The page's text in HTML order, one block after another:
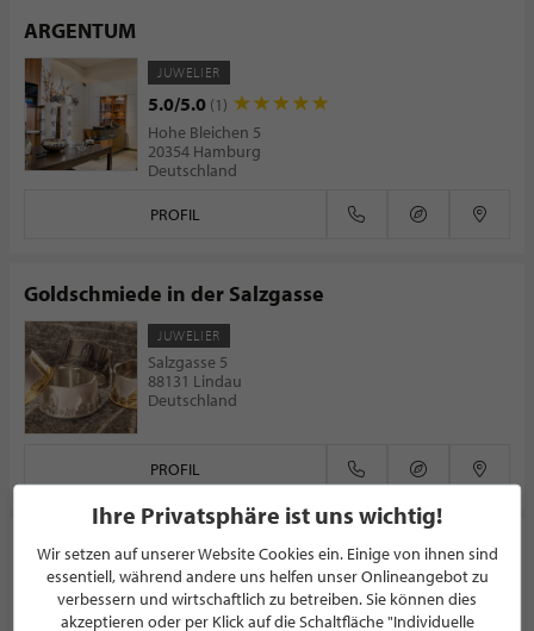
ARGENTUM
JUWELIER
5.0/5.0 (1)
Hohe Bleichen 5
20354 Hamburg
Deutschland
PROFIL
Goldschmiede in der Salzgasse
JUWELIER
Salzgasse 5
88131 Lindau
Deutschland
PROFIL
bauhaus-shop
HAUSHALTSWAREN
Knesebeckstraße 1-2
Ihre Privatsphäre ist uns wichtig!
Wir setzen auf unserer Website Cookies ein. Einige von ihnen sind
essentiell, während andere uns helfen unser Onlineangebot zu
verbessern und wirtschaftlich zu betreiben. Sie können dies
akzeptieren oder per Klick auf die Schaltfläche "Individuelle